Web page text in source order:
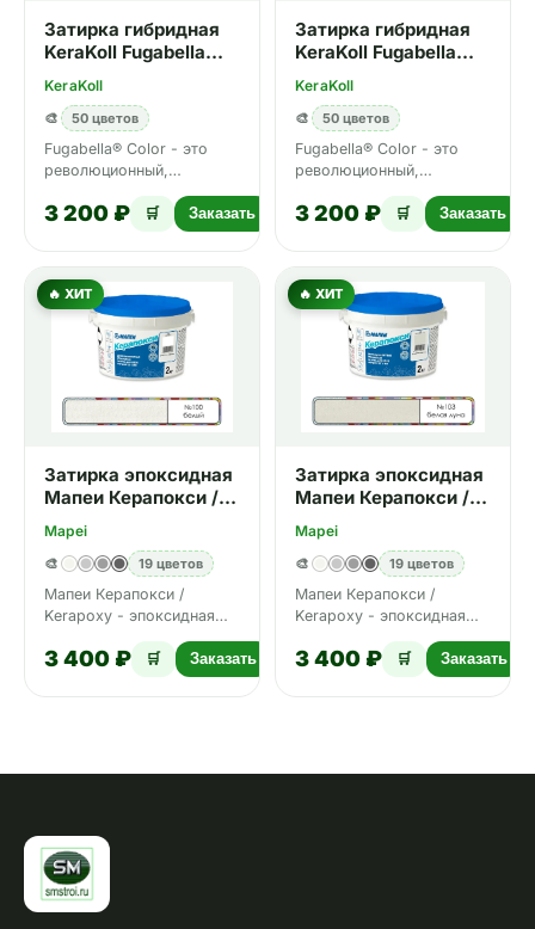
Затирка гибридная
KeraKoll Fugabella
Color №01 3 кг
KeraKoll
🎨 50 цветов
Fugabella® Color - это
революционный,
гибридный, декоративный
шовный заполнитель для
3 200 ₽ 🛒 Заказать
Затирка гибридная
KeraKoll Fugabella
Color №43 3 кг
KeraKoll
🎨 50 цветов
Fugabella® Color - это
революционный,
гибридный, декоративный
шовный заполнитель для
3 200 ₽ 🛒 Заказать
🔥 ХИТ
Затирка эпоксидная
Мапеи Керапокси /
Kerapoxy №100
белый 2 кг
Mapei
🎨 19 цветов
Мапеи Керапокси /
Kerapoxy - эпоксидная
затирка и клей. Область
применения:
3 400 ₽ 🛒 Заказать
🔥 ХИТ
Затирка эпоксидная
Мапеи Керапокси /
Kerapoxy №103
белая Луна 2 кг
Mapei
🎨 19 цветов
Мапеи Керапокси /
Kerapoxy - эпоксидная
затирка и клей. Область
применения:
3 400 ₽ 🛒 Заказать